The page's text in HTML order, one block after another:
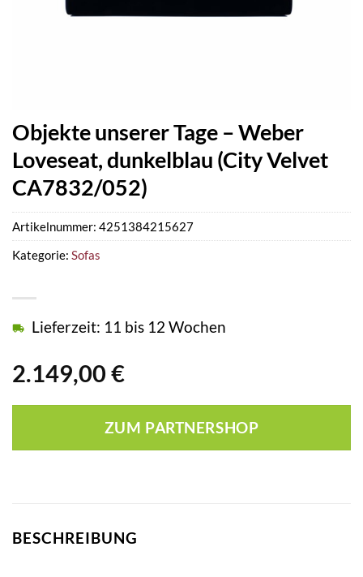
Objekte unserer Tage – Weber
Loveseat, dunkelblau (City Velvet
CA7832/052)
2.149,00 €
Lieferzeit: 11 bis 12 Wochen
ZUM PARTNERSHOP
Artikelnummer: 4251384215627
Kategorie: Sofas
BESCHREIBUNG